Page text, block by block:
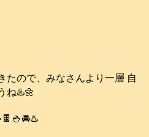
たので、みなさんより一層 自
ね♨️🌼